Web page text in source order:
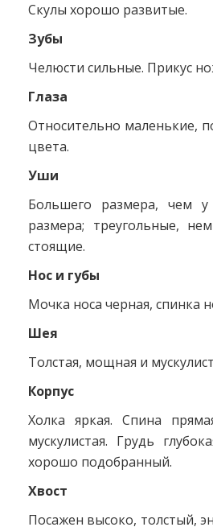
Скулы хорошо развитые.
Зубы
Челюсти сильные. Прикус
Глаза
Относительно маленькие,
цвета.
Уши
Большего размера, чем у
размера; треугольные,
стоящие.
Нос и губы
Мочка носа черная, спинка
Шея
Толстая, мощная и
Корпус
Холка яркая. Спина
мускулистая. Грудь
хорошо подобранный.
Хвост
Посажен высоко, толстый,